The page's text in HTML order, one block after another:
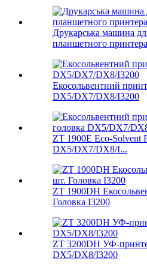
Друкарська машина
планшетного
Екосольвентний
DX5/DX7/DX8/I3200
ZT 1900E Eco-Solvent
DX5/DX7/DX8/I...
ZT 1900DH
Головка I3200
ZT 3200DH УФ-
DX5/DX8/I3200